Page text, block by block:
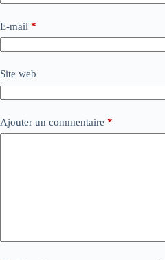
E-mail *
Site web
Ajouter un commentaire *